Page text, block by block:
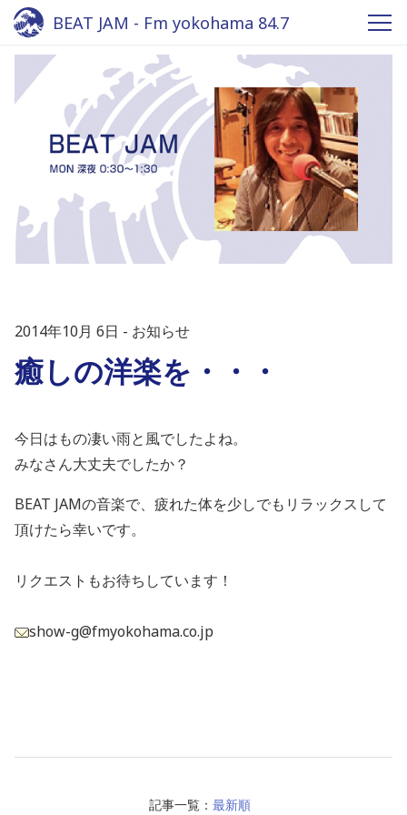
BEAT JAM - Fm yokohama 84.7
2014年10月 6日 お知らせ
癒しの洋楽を・・・
今日はもの凄い雨と風でしたよね。
みなさん大丈夫でしたか？
BEAT JAMの音楽で、疲れた体を少しでもリラックスして
頂けたら幸いです。
リクエストもお待ちしています！
show-g@fmyokohama.co.jp
記事一覧： 最新順